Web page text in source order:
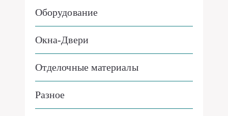
Оборудование
Окна-Двери
Отделочные материалы
Разное